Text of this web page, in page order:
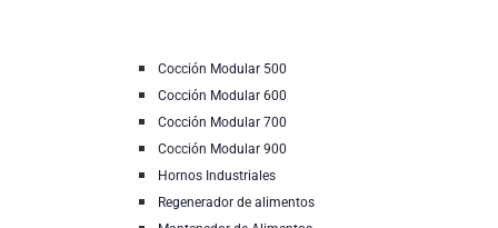
Cocción Modular 500
Cocción Modular 600
Cocción Modular 700
Cocción Modular 900
Hornos Industriales
Regenerador de alimentos